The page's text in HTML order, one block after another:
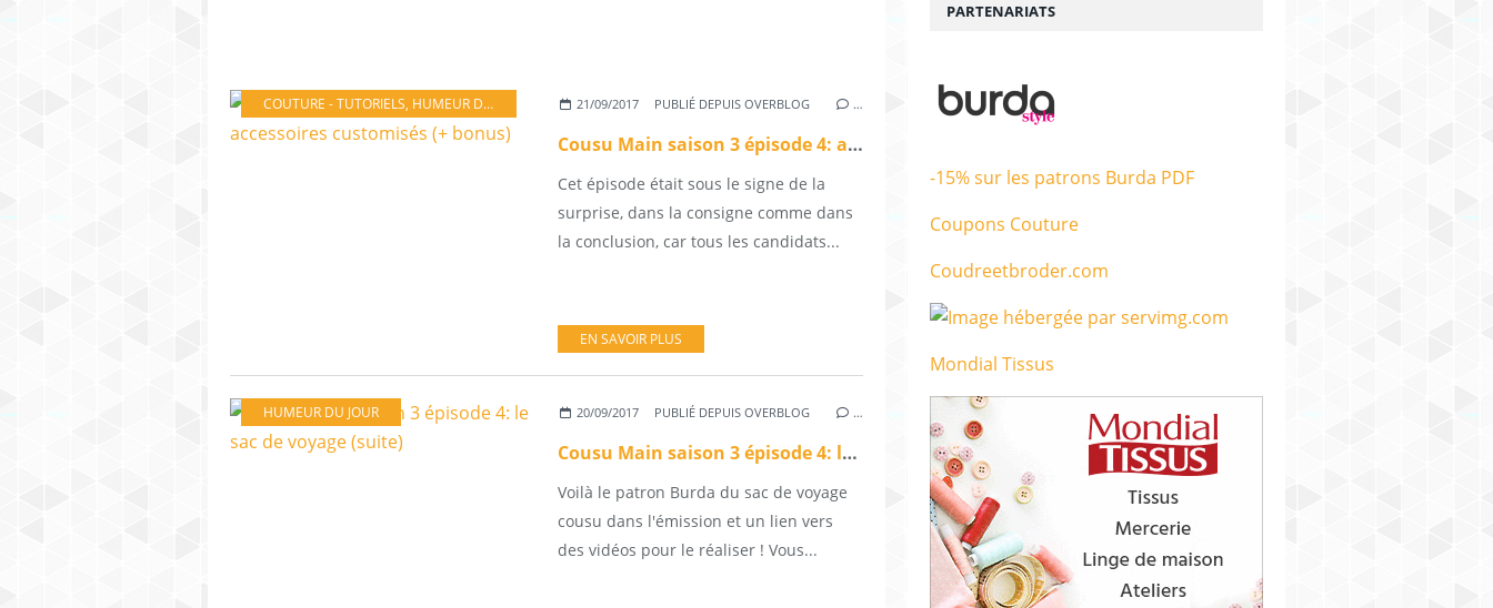
COUTURE - TUTORIELS, HUMEUR DU JOUR 21/09/2017 PUBLIÉ DEPUIS OVERBLOG …
Cousu Main saison 3 épisode 4: accessoires customisés (+ bonus)
Cet épisode était sous le signe de la
surprise, dans la consigne comme dans
la conclusion, car tous les candidats...
EN SAVOIR PLUS
HUMEUR DU JOUR 20/09/2017 PUBLIÉ DEPUIS OVERBLOG …
Cousu Main saison 3 épisode 4: le sac de voyage (suite)
Voilà le patron Burda du sac de voyage
cousu dans l'émission et un lien vers
des vidéos pour le réaliser ! Vous...
PARTENARIATS
-15% sur les patrons Burda PDF
Coupons Couture
Coudreetbroder.com
Mondial Tissus